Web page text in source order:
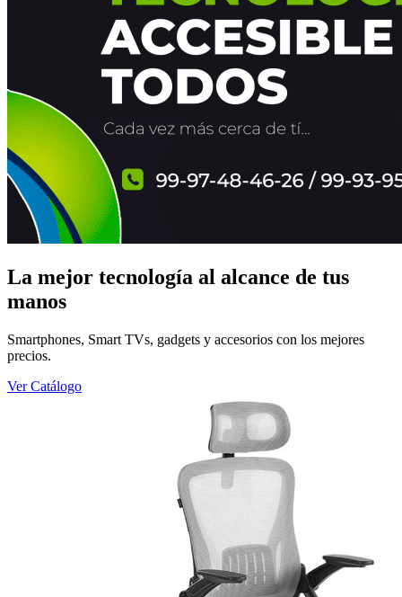
La mejor tecnología al alcance de tus
manos
Smartphones, Smart TVs, gadgets y accesorios con los mejores
precios.
Ver Catálogo